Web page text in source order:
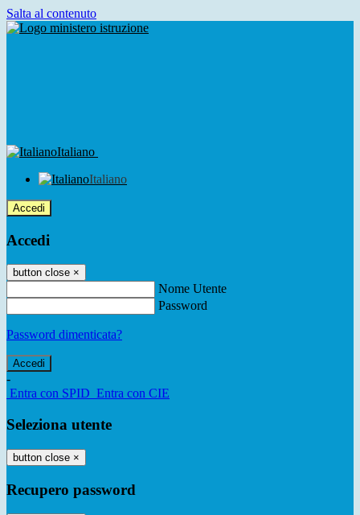
Salta al contenuto
Italiano
Italiano
Accedi
Accedi
button close ×
Nome Utente
Password
Password dimenticata?
-
Entra con SPID Entra con CIE
Seleziona utente
button close ×
Recupero password